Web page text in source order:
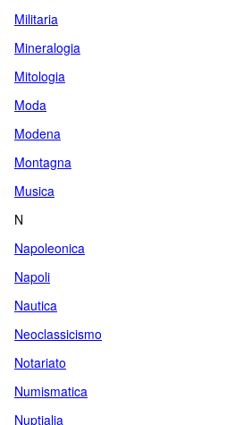
Militaria
Mineralogia
Mitologia
Moda
Modena
Montagna
Musica
N
Napoleonica
Napoli
Nautica
Neoclassicismo
Notariato
Numismatica
Nuptialia